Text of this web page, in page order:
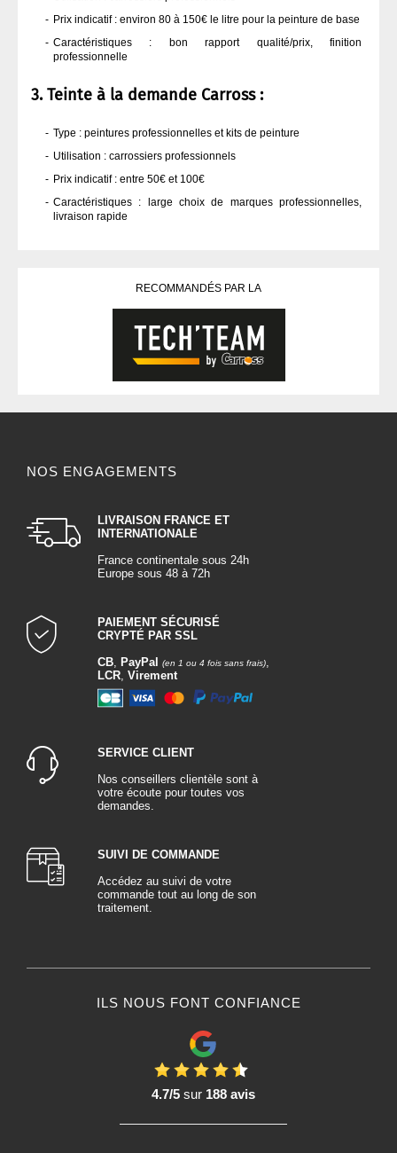
Prix indicatif : environ 80 à 150€ le litre pour la peinture de base
Caractéristiques : bon rapport qualité/prix, finition
professionnelle
3. Teinte à la demande Carross :
Type : peintures professionnelles et kits de peinture
Utilisation : carrossiers professionnels
Prix indicatif : entre 50€ et 100€
Caractéristiques : large choix de marques professionnelles,
livraison rapide
RECOMMANDÉS PAR LA
NOS ENGAGEMENTS
LIVRAISON FRANCE ET
INTERNATIONALE
France continentale sous 24h
Europe sous 48 à 72h
PAIEMENT SÉCURISÉ
CRYPTÉ PAR SSL
CB, PayPal (en 1 ou 4 fois sans frais),
LCR, Virement
SERVICE CLIENT
Nos conseillers clientèle sont à
votre écoute pour toutes vos
demandes.
SUIVI DE COMMANDE
Accédez au suivi de votre
commande tout au long de son
traitement.
ILS NOUS FONT CONFIANCE
4.7/5sur 188 avis